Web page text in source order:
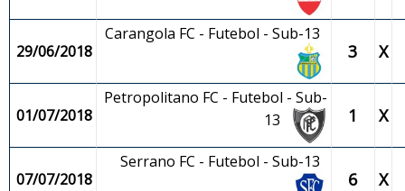
29/06/2018
Carangola FC - Futebol - Sub-13
3 X
01/07/2018
Petropolitano FC - Futebol - Sub-
13
1 X
07/07/2018
Serrano FC - Futebol - Sub-13
6 X